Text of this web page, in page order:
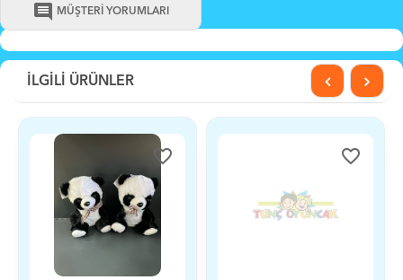
comment MÜŞTERİ YORUMLARI
İLGİLİ ÜRÜNLER
favorite_border favorite_border